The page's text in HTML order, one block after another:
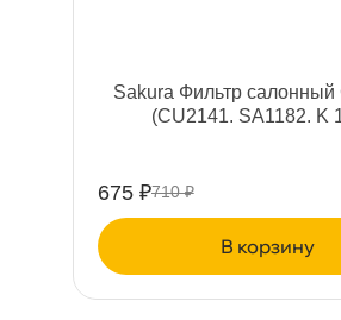
Sakura Фильтр салонный
(CU2141. SA1182. K
675 ₽710 ₽
корзину